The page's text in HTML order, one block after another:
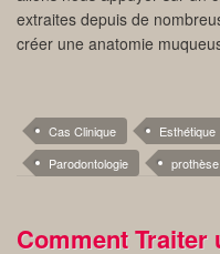
extraites depuis de
créer une anatomie
Cas Clinique Esthétique
Parodontologie
Comment